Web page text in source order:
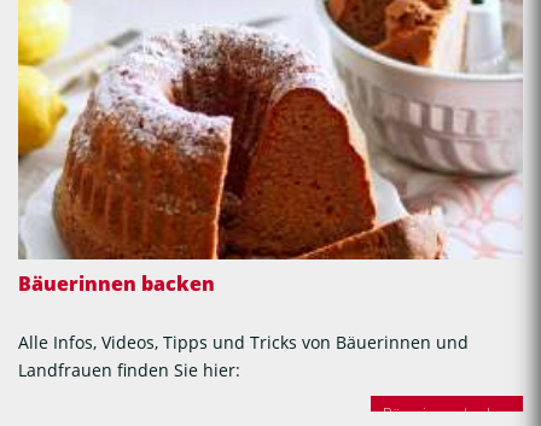
Bäuerinnen backen
Alle Infos, Videos, Tipps und Tricks von Bäuerinnen und
Landfrauen finden Sie hier:
Bäuerinnen backen